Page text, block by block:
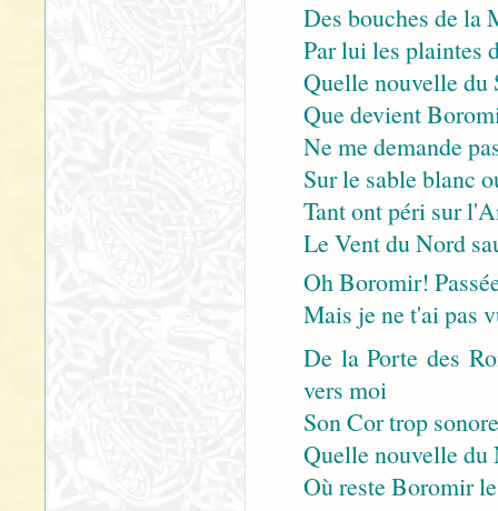
Des bouches de la
Par lui les plaintes
Quelle nouvelle du
Que devient
Ne me demande
Sur le sable blanc
Tant ont péri sur
Le Vent du Nord
Oh Boromir!
Mais je ne t'ai pas
De la Porte des
vers moi
Son Cor trop
Quelle nouvelle du
Où reste Boromir